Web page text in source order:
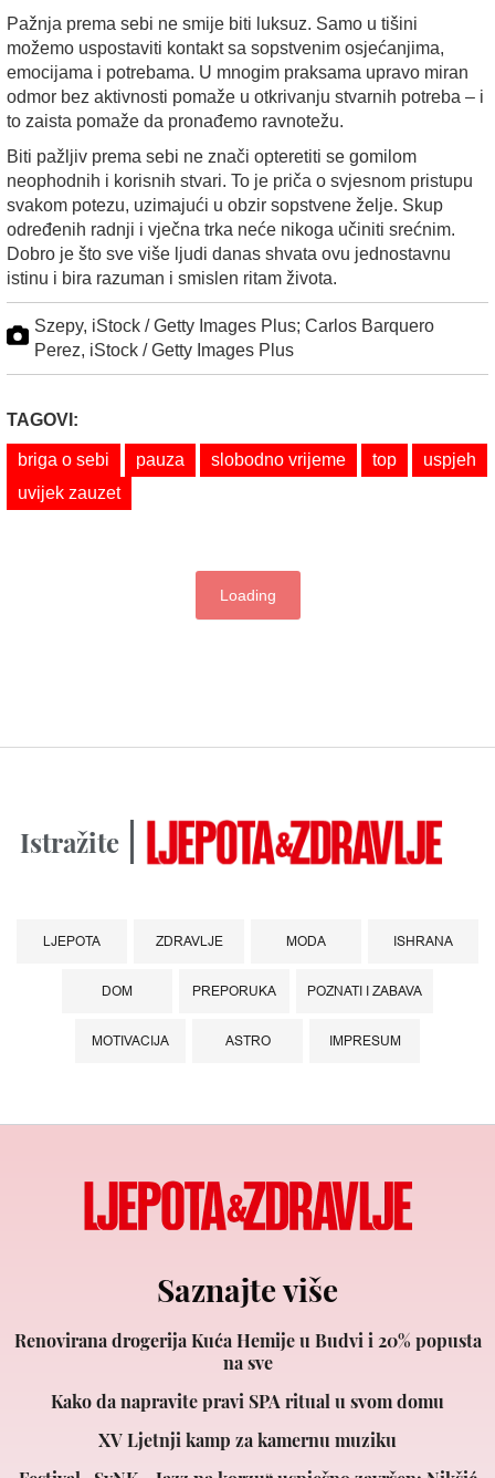
Pažnja prema sebi ne smije biti luksuz. Samo u tišini
možemo uspostaviti kontakt sa sopstvenim osjećanjima,
emocijama i potrebama. U mnogim praksama upravo miran
odmor bez aktivnosti pomaže u otkrivanju stvarnih potreba – i
to zaista pomaže da pronađemo ravnotežu.
Biti pažljiv prema sebi ne znači opteretiti se gomilom
neophodnih i korisnih stvari. To je priča o svjesnom pristupu
svakom potezu, uzimajući u obzir sopstvene želje. Skup
određenih radnji i vječna trka neće nikoga učiniti srećnim.
Dobro je što sve više ljudi danas shvata ovu jednostavnu
istinu i bira razuman i smislen ritam života.
Szepy, iStock / Getty Images Plus; Carlos Barquero
Perez, iStock / Getty Images Plus
TAGOVI:
briga o sebi pauza slobodno vrijeme top
uspjeh
uvijek zauzet
Loading
Istražite
LJEPOTA ZDRAVLJE MODA ISHRANA
DOM PREPORUKA POZNATI I ZABAVA
MOTIVACIJA ASTRO IMPRESUM
Saznajte više
Renovirana drogerija Kuća Hemije u Budvi i 20% popusta
na sve
Kako da napravite pravi SPA ritual u svom domu
XV Ljetnji kamp za kamernu muziku